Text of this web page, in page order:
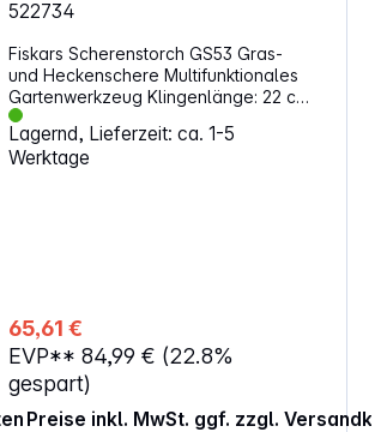
522734
Fiskars Scherenstorch GS53 Gras-
und Heckenschere Multifunktionales
Gartenwerkzeug Klingenlänge: 22 cm
Lagernd, Lieferzeit: ca. 1-5
Werktage
65,61 €
EVP**84,99 € (22.8%
gespart)
Preise inkl. MwSt. ggf. zzgl.